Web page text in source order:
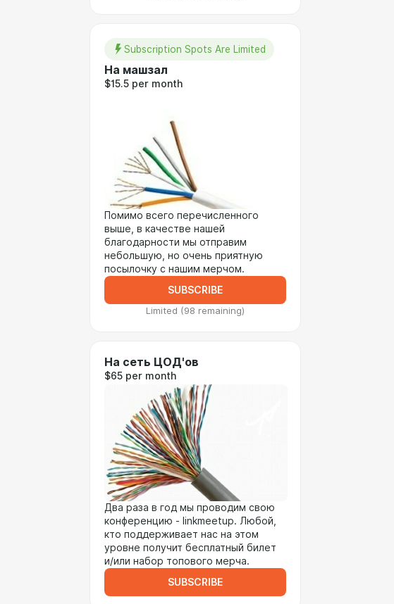
Subscription Spots Are Limited
На машзал
$15.5 per month
Помимо всего перечисленного
выше, в качестве нашей
благодарности мы отправим
небольшую, но очень приятную
посылочку с нашим мерчом.
SUBSCRIBE
Limited (98 remaining)
На сеть ЦОД'ов
$65 per month
Два раза в год мы проводим свою
конференцию - linkmeetup. Любой,
кто поддерживает нас на этом
уровне получит бесплатный билет
и/или набор топового мерча.
SUBSCRIBE